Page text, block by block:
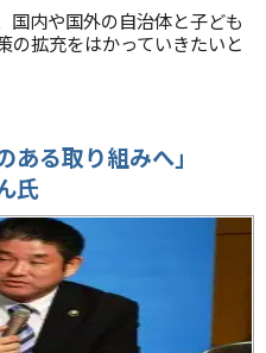
国内や国外の自治体と子ども
の拡充をはかっていきたいと
ある取り組みへ」
氏